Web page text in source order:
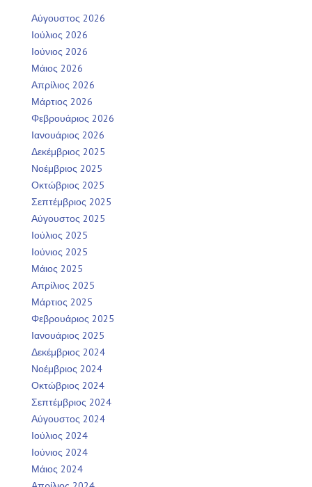
Αύγουστος 2026
Ιούλιος 2026
Ιούνιος 2026
Μάιος 2026
Απρίλιος 2026
Μάρτιος 2026
Φεβρουάριος 2026
Ιανουάριος 2026
Δεκέμβριος 2025
Νοέμβριος 2025
Οκτώβριος 2025
Σεπτέμβριος 2025
Αύγουστος 2025
Ιούλιος 2025
Ιούνιος 2025
Μάιος 2025
Απρίλιος 2025
Μάρτιος 2025
Φεβρουάριος 2025
Ιανουάριος 2025
Δεκέμβριος 2024
Νοέμβριος 2024
Οκτώβριος 2024
Σεπτέμβριος 2024
Αύγουστος 2024
Ιούλιος 2024
Ιούνιος 2024
Μάιος 2024